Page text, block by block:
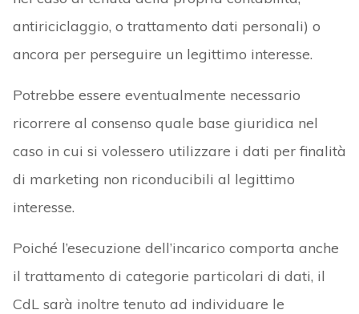
antiriciclaggio, o trattamento dati personali) o
ancora per perseguire un legittimo interesse.
Potrebbe essere eventualmente necessario
ricorrere al consenso quale base giuridica nel
caso in cui si volessero utilizzare i dati per finalità
di marketing non riconducibili al legittimo
interesse.
Poiché l’esecuzione dell’incarico comporta anche
il trattamento di categorie particolari di dati, il
CdL sarà inoltre tenuto ad individuare le